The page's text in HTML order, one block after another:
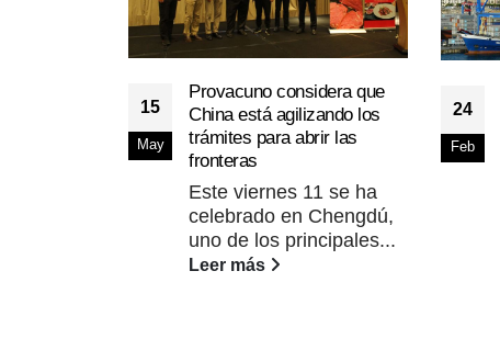
15
May
Provacuno considera que
China está agilizando los
trámites para abrir las
fronteras
Este viernes 11 se ha
celebrado en Chengdú,
uno de los principales...
Leer más
24
Feb